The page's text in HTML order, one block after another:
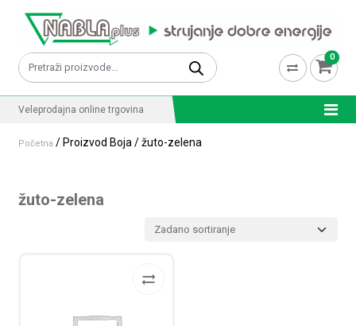
Pretraži: 0
Veleprodajna online trgovina
Početna / Proizvod Boja / žuto-zelena
žuto-zelena